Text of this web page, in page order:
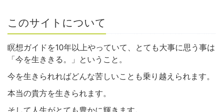
このサイトについて
瞑想ガイドを10年以上やっていて、とても大事に思う事は
「今を生ききる。」ということ。
今を生きられればどんな苦しいことも乗り越えられます。
本当の貴方を生きられます。